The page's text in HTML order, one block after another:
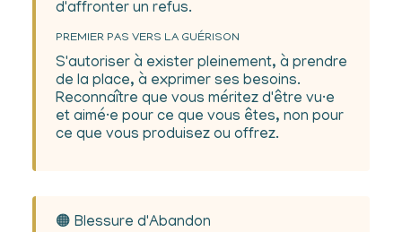
d'affronter un refus.
PREMIER PAS VERS LA GUÉRISON
S'autoriser à exister pleinement, à prendre
de la place, à exprimer ses besoins.
Reconnaître que vous méritez d'être vu·e
et aimé·e pour ce que vous êtes, non pour
ce que vous produisez ou offrez.
🟠 Blessure d'Abandon